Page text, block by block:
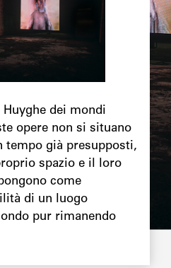
Huyghe dei mondi
opere non si situano
tempo già presupposti,
spazio e il loro
come
di un luogo
pur rimanendo